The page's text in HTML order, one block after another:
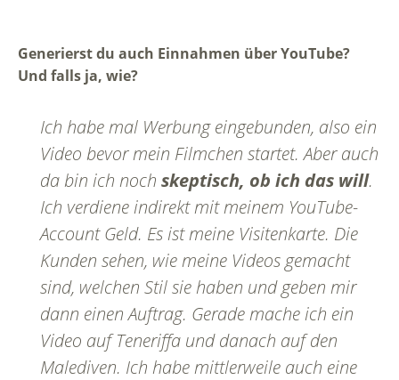
Generierst du auch Einnahmen über YouTube?
Und falls ja, wie?
Ich habe mal Werbung eingebunden, also ein
Video bevor mein Filmchen startet. Aber auch
da bin ich noch skeptisch, ob ich das will.
Ich verdiene indirekt mit meinem YouTube-
Account Geld. Es ist meine Visitenkarte. Die
Kunden sehen, wie meine Videos gemacht
sind, welchen Stil sie haben und geben mir
dann einen Auftrag. Gerade mache ich ein
Video auf Teneriffa und danach auf den
Malediven. Ich habe mittlerweile auch eine